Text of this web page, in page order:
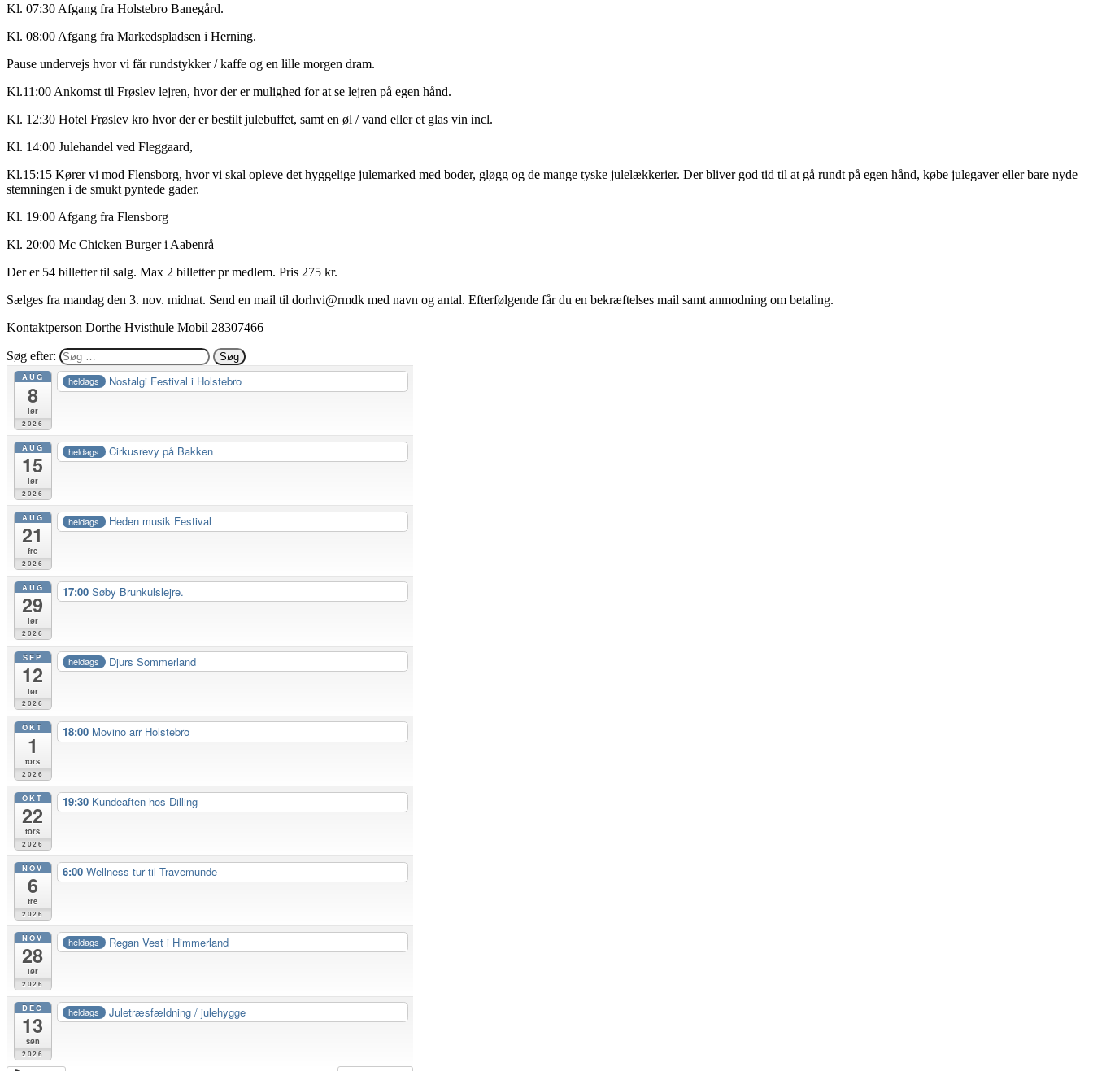
Kl. 07:30 Afgang fra Holstebro Banegård.
Kl. 08:00 Afgang fra Markedspladsen i Herning.
Pause undervejs hvor vi får rundstykker / kaffe og en lille morgen dram.
Kl.11:00 Ankomst til Frøslev lejren, hvor der er mulighed for at se lejren på egen hånd.
Kl. 12:30 Hotel Frøslev kro hvor der er bestilt julebuffet, samt en øl / vand eller et glas vin incl.
Kl. 14:00 Julehandel ved Fleggaard,
Kl.15:15 Kører vi mod Flensborg, hvor vi skal opleve det hyggelige julemarked med boder, gløgg og de mange tyske julelækkerier. Der bliver god tid til at gå rundt på egen hånd, købe julegaver eller bare nyde
stemningen i de smukt pyntede gader.
Kl. 19:00 Afgang fra Flensborg
Kl. 20:00 Mc Chicken Burger i Aabenrå
Der er 54 billetter til salg. Max 2 billetter pr medlem. Pris 275 kr.
Sælges fra mandag den 3. nov. midnat. Send en mail til dorhvi@rmdk med navn og antal. Efterfølgende får du en bekræftelses mail samt anmodning om betaling.
Kontaktperson Dorthe Hvisthule Mobil 28307466
Søg efter:
AUG
8
lør
2026
heldags Nostalgi Festival i Holstebro
AUG
15
lør
2026
heldags Cirkusrevy på Bakken
AUG
21
fre
2026
heldags Heden musik Festival
AUG
29
lør
2026
17:00 Søby Brunkulslejre.
SEP
12
lør
2026
heldags Djurs Sommerland
OKT
1
tors
2026
18:00 Movino arr Holstebro
OKT
22
tors
2026
19:30 Kundeaften hos Dilling
NOV
6
fre
2026
6:00 Wellness tur til Travemūnde
NOV
28
lør
2026
heldags Regan Vest i Himmerland
DEC
13
søn
2026
heldags Juletræsfældning / julehygge